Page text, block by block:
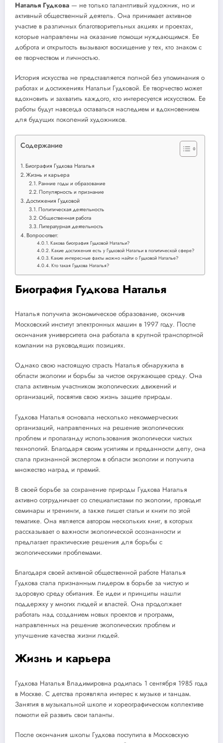
Наталья Гудкова — не только талантливый художник, но и
активный общественный деятель. Она принимает активное
участие в различных благотворительных акциях и проектах,
которые направлены на оказание помощи нуждающимся. Ее
доброта и открытость вызывают восхищение у тех, кто знаком с
ее творчеством и личностью.
История искусства не представляется полной без упоминания о
работах и достижениях Натальи Гудковой. Ее творчество может
вдохновить и захватить каждого, кто интересуется искусством. Ее
работы будут навсегда оставаться наследием и вдохновением
для будущих поколений художников.
Содержание
Биография Гудкова Наталья
Жизнь и карьера
Ранние годы и образование
Популярность и признание
Достижения Гудковой
Политическая деятельность
Общественная работа
Литературная деятельность
Вопрос-ответ:
Какова биография Гудковой Натальи?
Какие достижения есть у Гудковой Натальи в политической сфере?
Какие интересные факты можно найти о Гудковой Наталье?
Кто такая Гудкова Наталья?
Биография Гудкова Наталья
Наталья получила экономическое образование, окончив
Московский институт электронных машин в 1997 году. После
окончания университета она работала в крупной транспортной
компании на руководящих позициях.
Однако свою настоящую страсть Наталья обнаружила в
области экологии и борьбы за чистое окружающее среду. Она
стала активным участником экологических движений и
организаций, посвятив свою жизнь защите природы.
Гудкова Наталья основала несколько некоммерческих
организаций, направленных на решение экологических
проблем и пропаганду использования экологически чистых
технологий. Благодаря своим усилиям и преданности делу, она
стала признанной экспертом в области экологии и получила
множество наград и премий.
В своей борьбе за сохранение природы Гудкова Наталья
активно сотрудничает со специалистами по экологии, проводит
семинары и тренинги, а также пишет статьи и книги по этой
тематике. Она является автором нескольких книг, в которых
рассказывает о важности экологической осознанности и
предлагает практические решения для борьбы с
экологическими проблемами.
Благодаря своей активной общественной работе Наталья
Гудкова стала признанным лидером в борьбе за чистую и
здоровую среду обитания. Ее идеи и принципы нашли
поддержку у многих людей и властей. Она продолжает
работать над созданием новых проектов и программ,
направленных на решение экологических проблем и
улучшение качества жизни людей.
Жизнь и карьера
Гудкова Наталья Владимировна родилась 1 сентября 1985 года
в Москве. С детства проявляла интерес к музыке и танцам.
Занятия в музыкальной школе и хореографическом коллективе
помогли ей развить свои таланты.
После окончания школы Гудкова поступила в Московскую